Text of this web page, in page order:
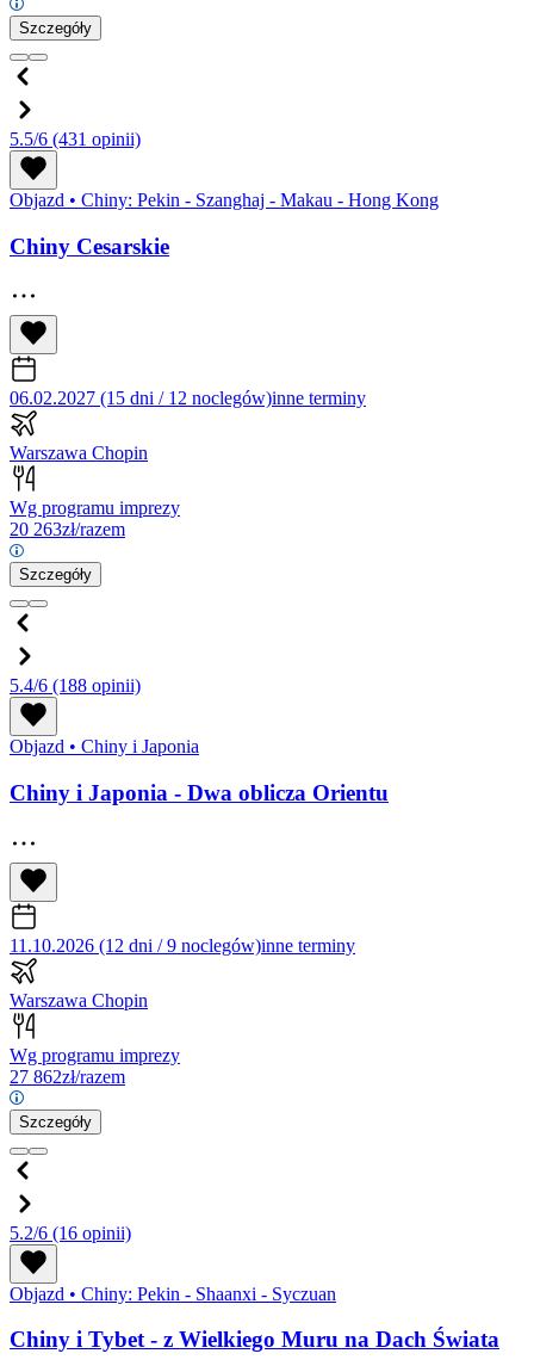
Szczegóły
5.5/6 (431 opinii)
Objazd • Chiny: Pekin - Szanghaj - Makau - Hong Kong
Chiny Cesarskie
06.02.2027 (15 dni / 12 noclegów)inne terminy
Warszawa Chopin
Wg programu imprezy
20 263zł/razem
Szczegóły
5.4/6 (188 opinii)
Objazd • Chiny i Japonia
Chiny i Japonia - Dwa oblicza Orientu
11.10.2026 (12 dni / 9 noclegów)inne terminy
Warszawa Chopin
Wg programu imprezy
27 862zł/razem
Szczegóły
5.2/6 (16 opinii)
Objazd • Chiny: Pekin - Shaanxi - Syczuan
Chiny i Tybet - z Wielkiego Muru na Dach Świata